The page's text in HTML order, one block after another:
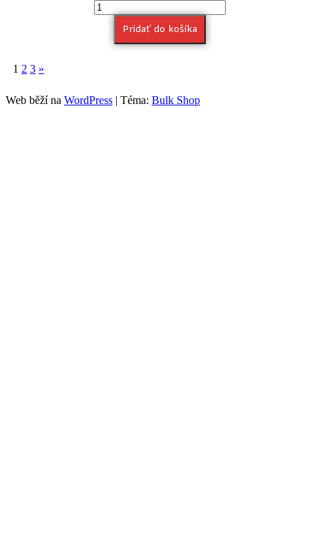
Pridať do košíka
1 2 3 »
Web běží na WordPress | Téma: Bulk Shop